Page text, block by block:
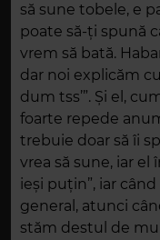
să sune tobele, e
poate să-ți spună
vrem să bată.
dar noi explicăm
dum tss’”. Și el,
foarte repede
trebuie doar să îi
vrea să sune, iar
ieși puțin”, iar
general, atunci
stăm destul de